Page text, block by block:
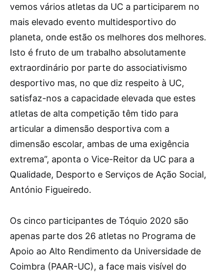
vemos vários atletas da UC a participarem no
mais elevado evento multidesportivo do
planeta, onde estão os melhores dos melhores.
Isto é fruto de um trabalho absolutamente
extraordinário por parte do associativismo
desportivo mas, no que diz respeito à UC,
satisfaz-nos a capacidade elevada que estes
atletas de alta competição têm tido para
articular a dimensão desportiva com a
dimensão escolar, ambas de uma exigência
extrema”, aponta o Vice-Reitor da UC para a
Qualidade, Desporto e Serviços de Ação Social,
António Figueiredo.
Os cinco participantes de Tóquio 2020 são
apenas parte dos 26 atletas no Programa de
Apoio ao Alto Rendimento da Universidade de
Coimbra (PAAR-UC), a face mais visível do